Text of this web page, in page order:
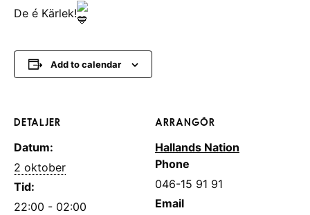
De é Kärlek!
Add to calendar
DETALJER
Datum:
2 oktober
Tid:
22:00 - 02:00
ARRANGÖR
Hallands Nation
Phone
046-15 91 91
Email